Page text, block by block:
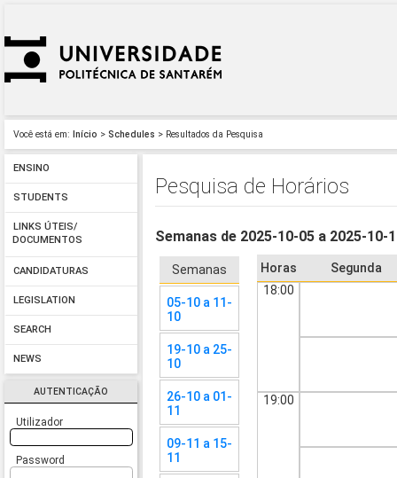
Você está em: Início > Schedules > Resultados da Pesquisa
ENSINO
STUDENTS
LINKS ÚTEIS/
DOCUMENTOS
CANDIDATURAS
LEGISLATION
SEARCH
NEWS
AUTENTICAÇÃO
Utilizador
Password
Pesquisa de Horários
Semanas de 2025-10-05 a 2025-10-
Semanas
05-10 a 11-
10
19-10 a 25-
10
26-10 a 01-
11
09-11 a 15-
11
Horas
Segunda
18:00
19:00